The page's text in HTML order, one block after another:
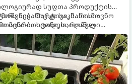
სუფთა პროდუქტის
აივანიც კი საკმარისია
მინი-ბოსტანი, საიდანაც
მწვანილსა და
მარტივი, სასიამოვნო
იცოდეთ, რომელი
პირობებს ყველაზე კარგად
სწორად.